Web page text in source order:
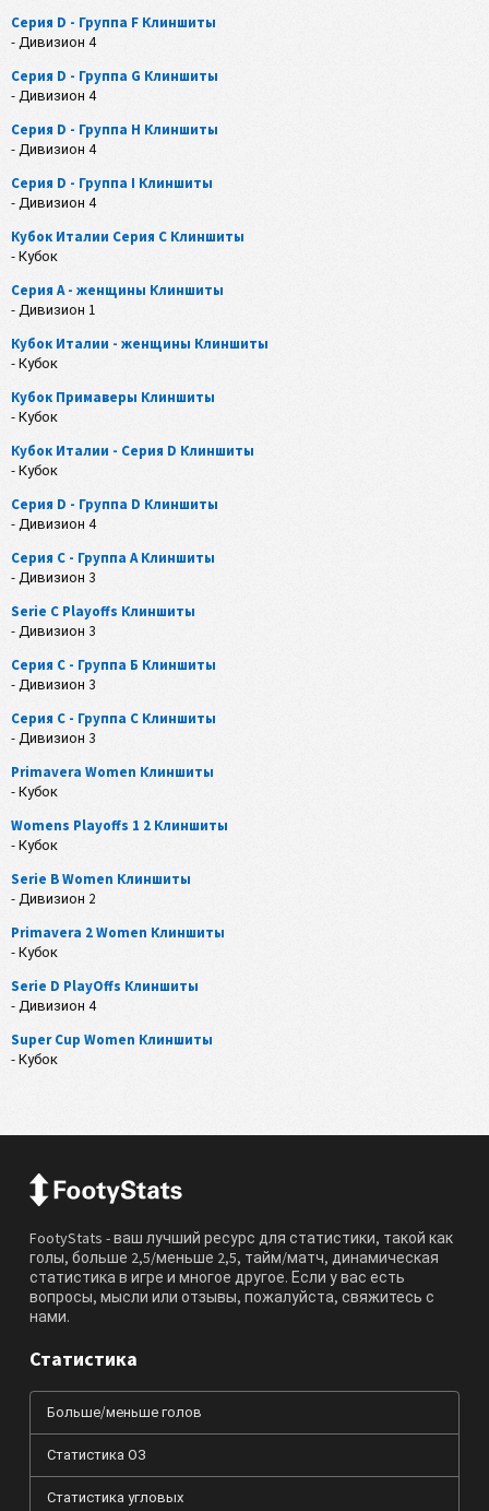
Серия D - Группа F Клиншиты
- Дивизион 4
Серия D - Группа G Клиншиты
- Дивизион 4
Серия D - Группа H Клиншиты
- Дивизион 4
Серия D - Группа I Клиншиты
- Дивизион 4
Кубок Италии Серия C Клиншиты
- Кубок
Серия А - женщины Клиншиты
- Дивизион 1
Кубок Италии - женщины Клиншиты
- Кубок
Кубок Примаверы Клиншиты
- Кубок
Кубок Италии - Серия D Клиншиты
- Кубок
Серия D - Группа D Клиншиты
- Дивизион 4
Серия C - Группа A Клиншиты
- Дивизион 3
Serie C Playoffs Клиншиты
- Дивизион 3
Серия C - Группа Б Клиншиты
- Дивизион 3
Серия C - Группа C Клиншиты
- Дивизион 3
Primavera Women Клиншиты
- Кубок
Womens Playoffs 1 2 Клиншиты
- Кубок
Serie B Women Клиншиты
- Дивизион 2
Primavera 2 Women Клиншиты
- Кубок
Serie D PlayOffs Клиншиты
- Дивизион 4
Super Cup Women Клиншиты
- Кубок
FootyStats - ваш лучший ресурс для статистики, такой как
голы, больше 2,5/меньше 2,5, тайм/матч, динамическая
статистика в игре и многое другое. Если у вас есть
вопросы, мысли или отзывы, пожалуйста, свяжитесь с
нами.
Статистика
Больше/меньше голов
Статистика ОЗ
Статистика угловых